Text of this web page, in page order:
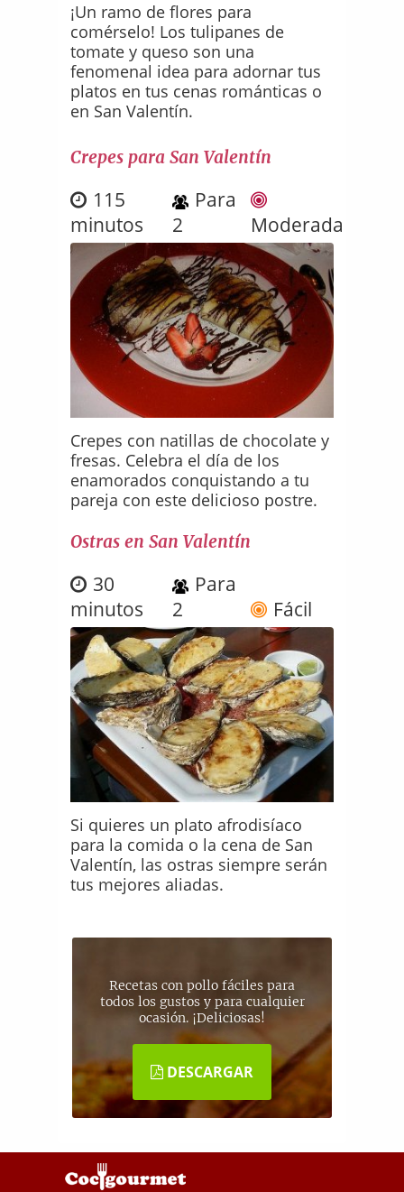
¡Un ramo de flores para
comérselo! Los tulipanes de
tomate y queso son una
fenomenal idea para adornar tus
platos en tus cenas románticas o
en San Valentín.
Crepes para San Valentín
115
minutos
Para
2
Moderada
Crepes con natillas de chocolate y
fresas. Celebra el día de los
enamorados conquistando a tu
pareja con este delicioso postre.
Ostras en San Valentín
30
minutos
Para
2
Fácil
Si quieres un plato afrodisíaco
para la comida o la cena de San
Valentín, las ostras siempre serán
tus mejores aliadas.
Recetas con pollo fáciles para
todos los gustos y para cualquier
ocasión. ¡Deliciosas!
DESCARGAR